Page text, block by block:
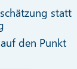
statt
den Punkt